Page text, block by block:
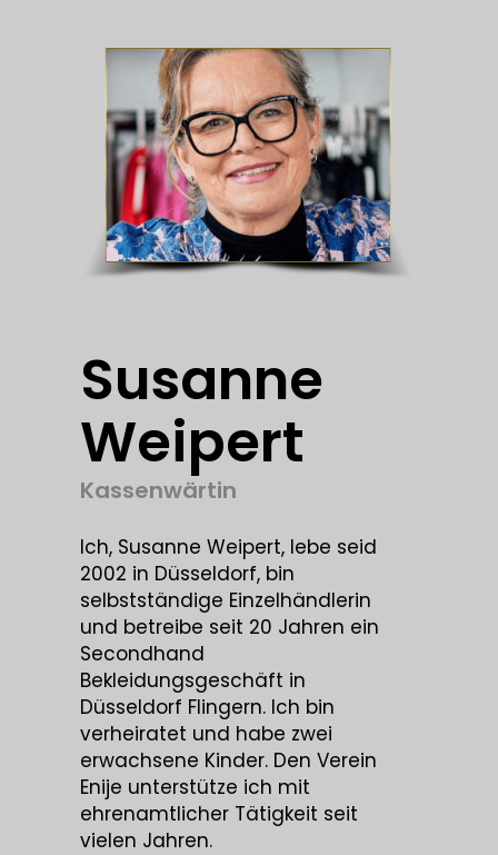
Susanne
Weipert
Kassenwärtin
Ich, Susanne Weipert, lebe seid
2002 in Düsseldorf, bin
selbstständige Einzelhändlerin
und betreibe seit 20 Jahren ein
Secondhand
Bekleidungsgeschäft in
Düsseldorf Flingern. Ich bin
verheiratet und habe zwei
erwachsene Kinder. Den Verein
Enije unterstütze ich mit
ehrenamtlicher Tätigkeit seit
vielen Jahren.